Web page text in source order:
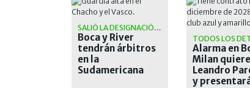
SALIÓ LA DESIGNACIÓN OFICIAL
Boca y River
tendrán árbitros
en la
Sudamericana
TODOS LOS
Alarma en
Milan
Leandro
y